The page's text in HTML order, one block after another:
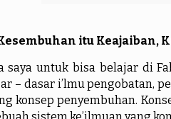
itu Keajaiban,
untuk bisa belajar di
dasar i’lmu pengobatan,
penyembuhan.